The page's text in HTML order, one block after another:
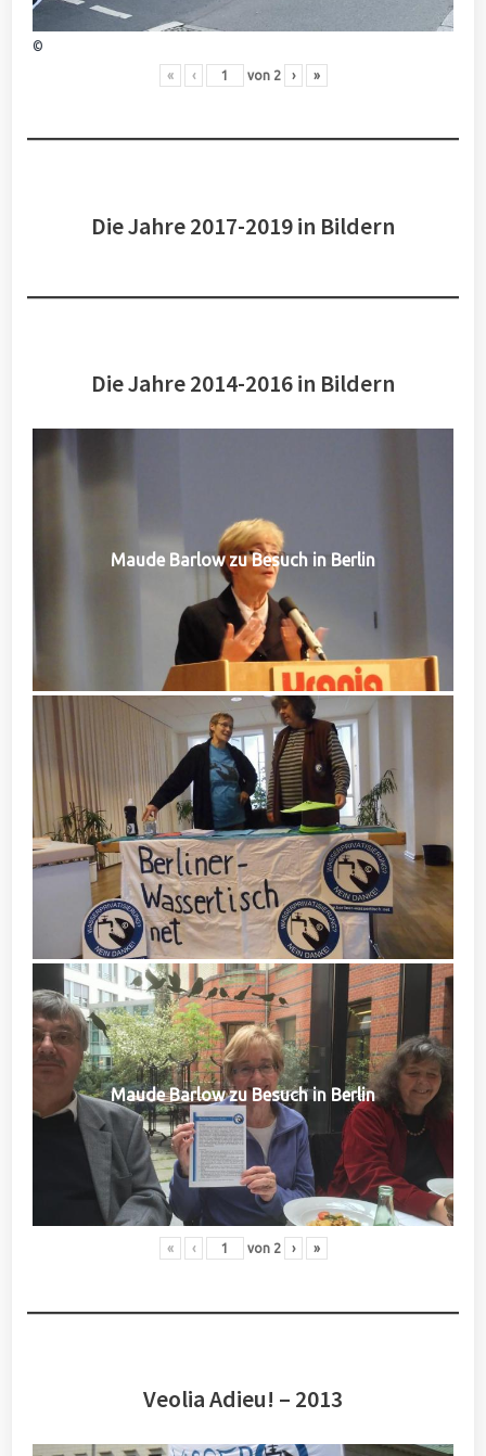
©
« ‹ von 2 › »
Die Jahre 2017-2019 in Bildern
Die Jahre 2014-2016 in Bildern
Maude Barlow zu Besuch in Berlin
Maude Barlow zu Besuch in Berlin
« ‹ von 2 › »
Veolia Adieu! – 2013